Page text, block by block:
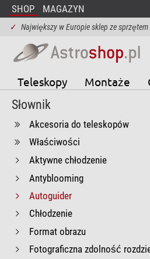
SHOP MAGAZYN
✓ Największy w Europie sklep ze
Teleskopy Montaże
Słownik
Akcesoria do teleskopów
Właściwości
Aktywne chłodzenie
Antyblooming
Autoguider
Chłodzenie
Format obrazu
Fotograficzna zdolność